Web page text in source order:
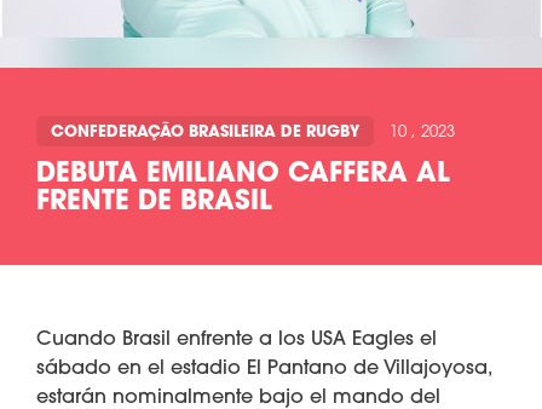
CONFEDERAÇÃO BRASILEIRA DE RUGBY 10 , 2023
DEBUTA EMILIANO CAFFERA AL
FRENTE DE BRASIL
Cuando Brasil enfrente a los USA Eagles el
sábado en el estadio El Pantano de Villajoyosa,
estarán nominalmente bajo el mando del